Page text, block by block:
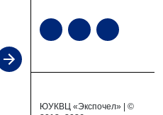
ЮУКВЦ «Экспочел» | ©